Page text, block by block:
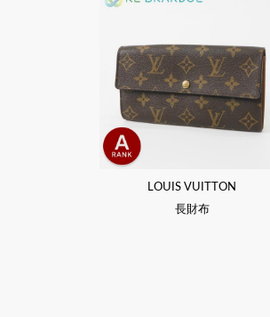
LOUIS VUITTON
長財布